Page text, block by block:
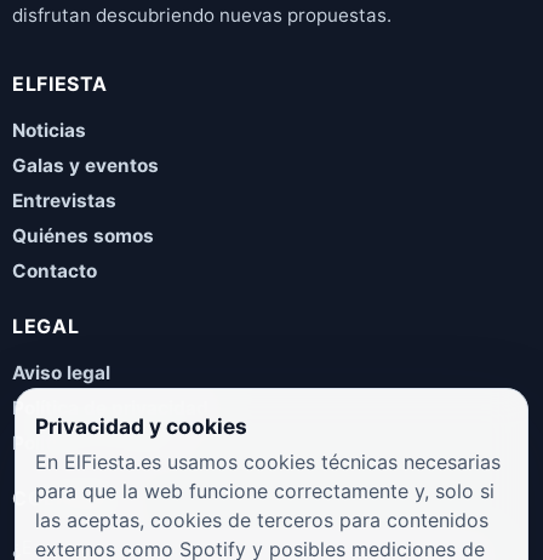
disfrutan descubriendo nuevas propuestas.
ELFIESTA
Noticias
Galas y eventos
Entrevistas
Quiénes somos
Contacto
LEGAL
Aviso legal
Política de privacidad
Política de cookies
COLABORA
¿Eres artista, manager, sello o promotor? Envíanos tus
Privacidad y cookies
En ElFiesta.es usamos cookies técnicas necesarias
para que la web funcione correctamente y, solo si
las aceptas, cookies de terceros para contenidos
externos como Spotify y posibles mediciones de